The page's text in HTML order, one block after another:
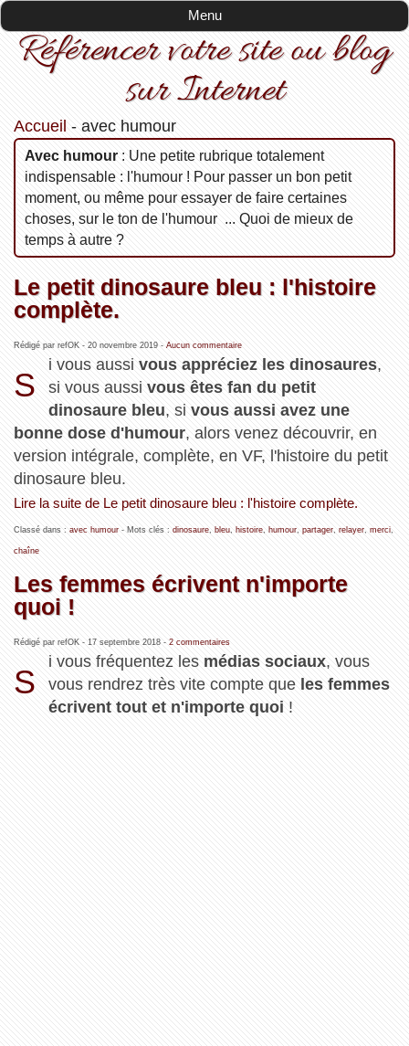
Menu
Référencer votre site ou blog
sur Internet
Accueil - avec humour
avec humour: Une petite rubrique totalement
indispensable : l'humour ! Pour passer un bon petit
moment, ou même pour essayer de faire certaines
choses, sur le ton de l'humour ... Quoi de mieux de
temps à autre ?
Le petit dinosaure bleu : l'histoire
complète.
Rédigé par refOK - 20 novembre 2019- Aucun commentaire
S
i vous aussivous appréciez les dinosaures,
si vous aussivous êtes fan du petit
dinosaure bleu, sivous aussi avez une
bonne dose d'humour, alors venez découvrir, en
version intégrale, complète, en VF, l'histoire du petit
dinosaure bleu.
Lire la suite de Le petit dinosaure bleu : l'histoire complète.
Classé dans : avec humour- Mots clés : dinosaure, bleu, histoire, humour, partager, relayer, merci,
chaîne
Les femmes écrivent n'importe
quoi !
Rédigé par refOK - 17 septembre 2018- 2 commentaires
S
i vous fréquentez les médias sociaux, vous
vous rendrez très vite compte que les femmes
écrivent tout et n'importe quoi !